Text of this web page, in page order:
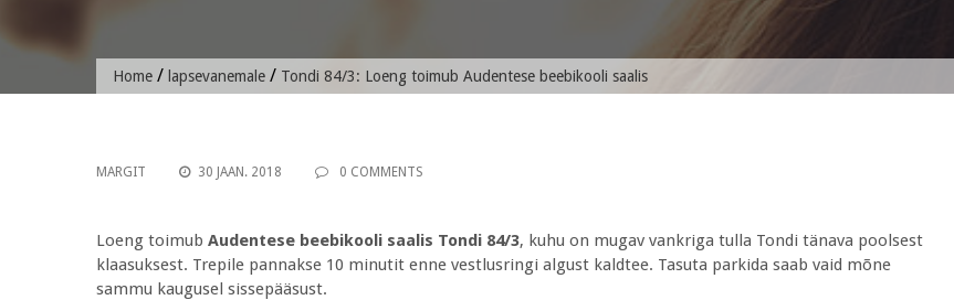
Home / lapsevanemale / Tondi 84/3: Loeng toimub Audentese beebikooli saalis
MARGIT 30 JAAN. 2018 0 COMMENTS
Loeng toimub Audentese beebikooli saalis Tondi 84/3, kuhu on mugav vankriga tulla Tondi tänava poolsest
klaasuksest. Trepile pannakse 10 minutit enne vestlusringi algust kaldtee. Tasuta parkida saab vaid mõne
sammu kaugusel sissepääsust.